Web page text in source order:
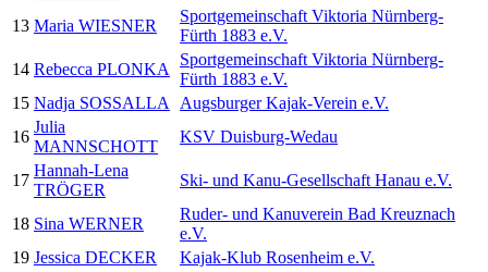
13 Maria WIESNER
Sportgemeinschaft Viktoria Nürnberg-
Fürth 1883 e.V.
14 Rebecca PLONKA
Sportgemeinschaft Viktoria Nürnberg-
Fürth 1883 e.V.
15 Nadja SOSSALLA
Augsburger Kajak-Verein e.V.
16
Julia
MANNSCHOTT
KSV Duisburg-Wedau
17
Hannah-Lena
TRÖGER
Ski- und Kanu-Gesellschaft Hanau e.V.
18 Sina WERNER
Ruder- und Kanuverein Bad Kreuznach
e.V.
19 Jessica DECKER
Kajak-Klub Rosenheim e.V.